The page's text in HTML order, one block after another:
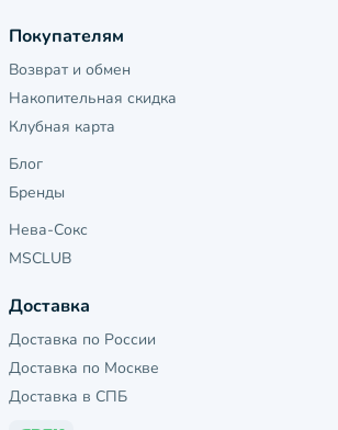
Покупателям
Возврат и обмен
Накопительная скидка
Клубная карта
Блог
Бренды
Нева-Сокс
MSCLUB
Доставка
Доставка по России
Доставка по Москве
Доставка в СПБ